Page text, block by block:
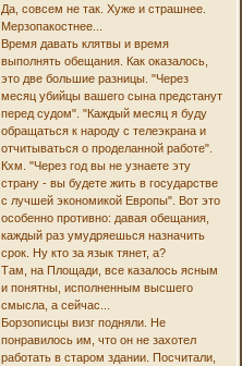
Да, совсем не так. Хуже и страшнее.
Мерзопакостнее...
Время давать клятвы и время
выполнять обещания. Как оказалось,
это две большие разницы. "Через
месяц убийцы вашего сына предстанут
перед судом". "Каждый месяц я буду
обращаться к народу с телеэкрана и
отчитываться о проделанной работе".
Кхм. "Через год вы не узнаете эту
страну - вы будете жить в государстве
с лучшей экономикой Европы". Вот это
особенно противно: давая обещания,
каждый раз умудряешься назначить
срок. Ну кто за язык тянет, а?
Там, на Площади, все казалось ясным
и понятны, исполненным высшего
смысла, а сейчас...
Борзописцы визг подняли. Не
понравилось им, что он не захотел
работать в старом здании. Посчитали,